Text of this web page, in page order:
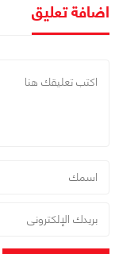
اضافة تعليق